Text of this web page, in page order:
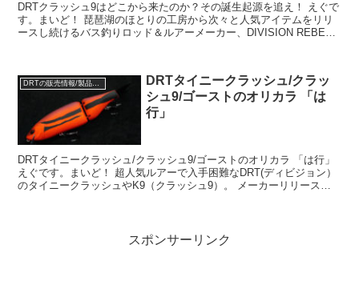
DRTクラッシュ9はどこから来たのか？その誕生起源を追え！ えぐで
す。まいど！ 琵琶湖のほとりの工房から次々と人気アイテムをリリ
ースし続けるバス釣りロッド＆ルアーメーカー、DIVISION REBEL
DRTの販売情報/製品情報/NEWS
DRTタイニークラッシュ/クラッ
シュ9/ゴーストのオリカラ 「は
行」
DRTタイニークラッシュ/クラッシュ9/ゴーストのオリカラ 「は行」
えぐです。まいど！ 超人気ルアーで入手困難なDRT(ディビジョン）
のタイニークラッシュやK9（クラッシュ9）。 メーカーリリースの
スポンサーリンク